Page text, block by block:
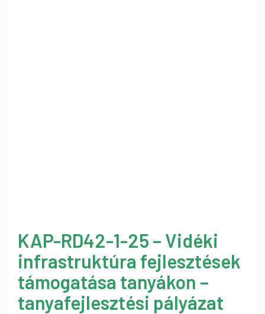
KAP-RD42-1-25 – Vidéki
infrastruktúra fejlesztések
támogatása tanyákon –
tanyafejlesztési pályázat